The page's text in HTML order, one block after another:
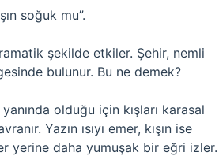
soğuk mu”.
şekilde etkiler. Şehir, nemli
bulunur. Bu ne demek?
olduğu için kışları karasal
Yazın ısıyı emer, kışın ise
yerine daha yumuşak bir eğri izler.